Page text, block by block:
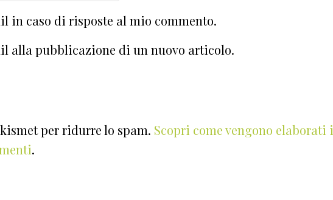
in caso di risposte al mio commento.
alla pubblicazione di un nuovo articolo.
per ridurre lo spam. Scopri come vengono elaborati i
.